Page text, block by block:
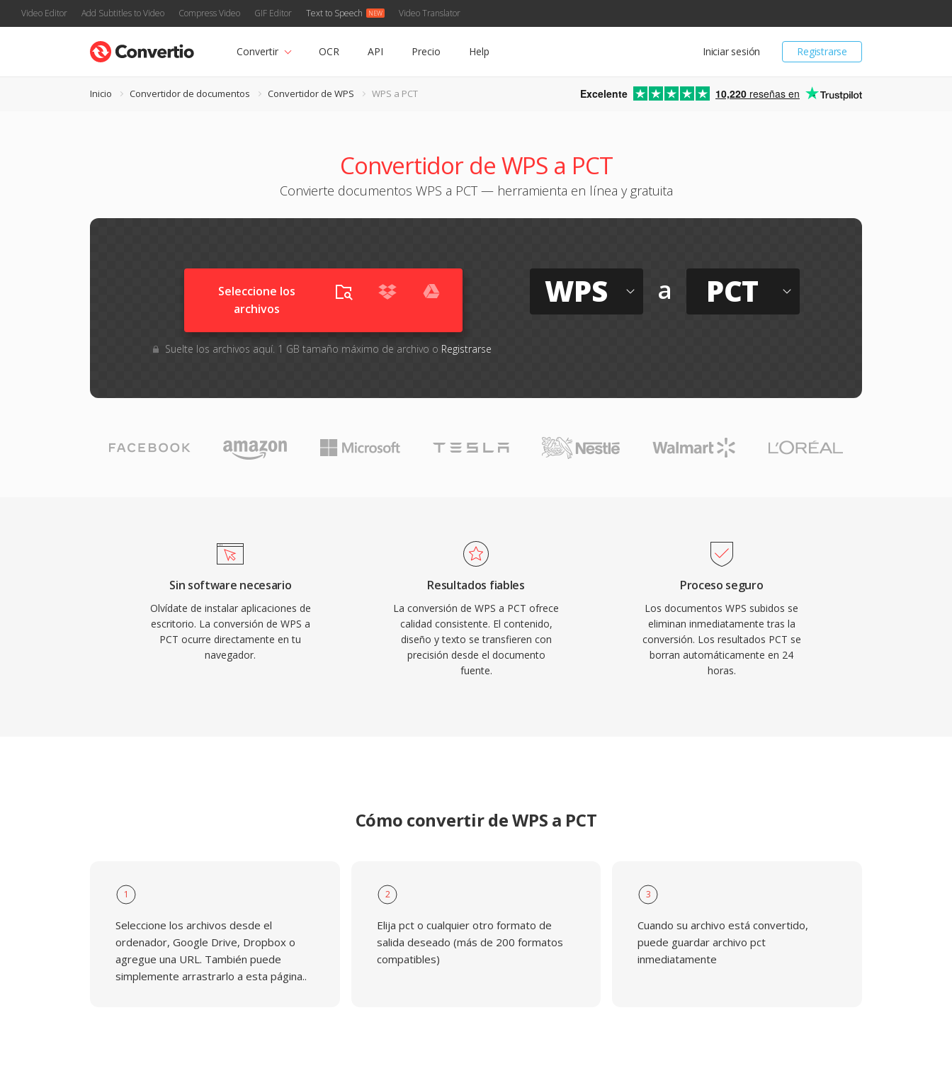
Video Editor Add Subtitles to Video Compress Video GIF Editor Text to Speech Video Translator
Registrarse
Iniciar sesión
Convertir OCR API Precio Help
Inicio Convertidor de documentos Convertidor de WPS WPS a PCT Excelente 10,220 reseñas en
Convertidor de WPS a PCT
Convierte documentos WPS a PCT — herramienta en línea y gratuita
Seleccione los
archivos
Suelte los archivos aquí. 1 GB tamaño máximo de archivo o Registrarse
WPS a PCT
Sin software necesario
Olvídate de instalar aplicaciones de
escritorio. La conversión de WPS a
PCT ocurre directamente en tu
navegador.
Resultados fiables
La conversión de WPS a PCT ofrece
calidad consistente. El contenido,
diseño y texto se transfieren con
precisión desde el documento
fuente.
Proceso seguro
Los documentos WPS subidos se
eliminan inmediatamente tras la
conversión. Los resultados PCT se
borran automáticamente en 24
horas.
Cómo convertir de WPS a PCT
1
Seleccione los archivos desde el
ordenador, Google Drive, Dropbox o
agregue una URL. También puede
simplemente arrastrarlo a esta página..
2
Elija pct o cualquier otro formato de
salida deseado (más de 200 formatos
compatibles)
3
Cuando su archivo está convertido,
puede guardar archivo pct
inmediatamente